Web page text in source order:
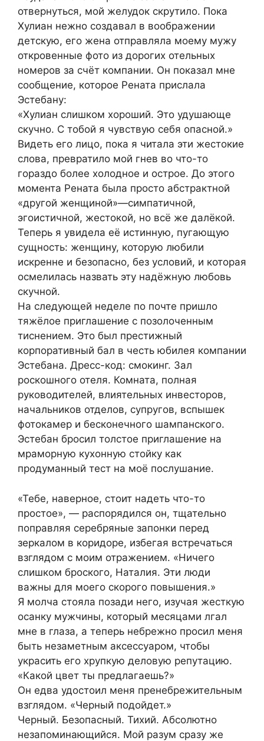
отвернуться, мой желудок скрутило. Пока
Хулиан нежно создавал в воображении
детскую, его жена отправляла моему мужу
откровенные фото из дорогих отельных
номеров за счёт компании. Он показал мне
сообщение, которое Рената прислала
Эстебану:
«Хулиан слишком хороший. Это удушающе
скучно. С тобой я чувствую себя опасной.»
Видеть его лицо, пока я читала эти жестокие
слова, превратило мой гнев во что-то
гораздо более холодное и острое. До этого
момента Рената была просто абстрактной
«другой женщиной»—симпатичной,
эгоистичной, жестокой, но всё же далёкой.
Теперь я увидела её истинную, пугающую
сущность: женщину, которую любили
искренне и безопасно, без условий, и которая
осмелилась назвать эту надёжную любовь
скучной.
На следующей неделе по почте пришло
тяжёлое приглашение с позолоченным
тиснением. Это был престижный
корпоративный бал в честь юбилея компании
Эстебана. Дресс-код: смокинг. Зал
роскошного отеля. Комната, полная
руководителей, влиятельных инвесторов,
начальников отделов, супругов, вспышек
фотокамер и бесконечного шампанского.
Эстебан бросил толстое приглашение на
мраморную кухонную стойку как
продуманный тест на моё послушание.
«Тебе, наверное, стоит надеть что-то
простое», — распорядился он, тщательно
поправляя серебряные запонки перед
зеркалом в коридоре, избегая встречаться
взглядом с моим отражением. «Ничего
слишком броского, Наталия. Эти люди
важны для моего скорого повышения.»
Я молча стояла позади него, изучая жесткую
осанку мужчины, который месяцами лгал
мне в глаза, а теперь небрежно просил меня
быть незаметным аксессуаром, чтобы
украсить его хрупкую деловую репутацию.
«Какой цвет ты предлагаешь?»
Он едва удостоил меня пренебрежительным
взглядом. «Черный подойдет.»
Черный. Безопасный. Тихий. Абсолютно
незапоминающийся. Мой разум сразу же